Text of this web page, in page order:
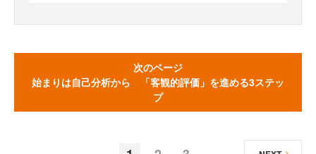
次のページ
始まりは自己分析から 「客観的評価」を進める3ステッ
プ